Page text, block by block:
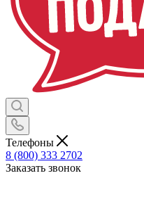
Телефоны
8 (800) 333 2702
Заказать звонок